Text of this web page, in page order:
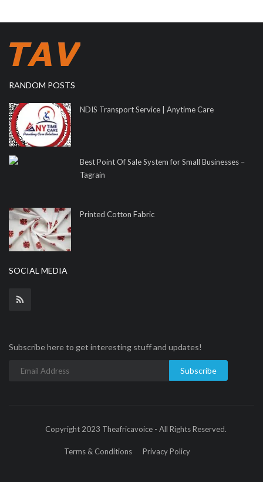
RANDOM POSTS
NDIS Transport Service | Anytime Care
Best Point Of Sale System for Small Businesses –
Tagrain
Printed Cotton Fabric
SOCIAL MEDIA
Subscribe here to get interesting stuff and updates!
Subscribe
Copyright 2023 Theafricavoice - All Rights Reserved.
Terms & Conditions Privacy Policy